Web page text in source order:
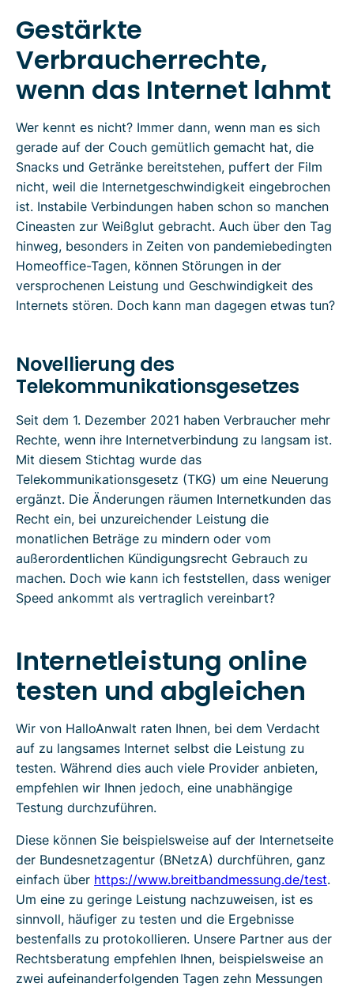
Gestärkte
Verbraucherrechte,
wenn das Internet lahmt
Wer kennt es nicht? Immer dann, wenn man es sich
gerade auf der Couch gemütlich gemacht hat, die
Snacks und Getränke bereitstehen, puffert der Film
nicht, weil die Internetgeschwindigkeit eingebrochen
ist. Instabile Verbindungen haben schon so manchen
Cineasten zur Weißglut gebracht. Auch über den Tag
hinweg, besonders in Zeiten von pandemiebedingten
Homeoffice-Tagen, können Störungen in der
versprochenen Leistung und Geschwindigkeit des
Internets stören. Doch kann man dagegen etwas tun?
Novellierung des
Telekommunikationsgesetzes
Seit dem 1. Dezember 2021 haben Verbraucher mehr
Rechte, wenn ihre Internetverbindung zu langsam ist.
Mit diesem Stichtag wurde das
Telekommunikationsgesetz (TKG) um eine Neuerung
ergänzt. Die Änderungen räumen Internetkunden das
Recht ein, bei unzureichender Leistung die
monatlichen Beträge zu mindern oder vom
außerordentlichen Kündigungsrecht Gebrauch zu
machen. Doch wie kann ich feststellen, dass weniger
Speed ankommt als vertraglich vereinbart?
Internetleistung online
testen und abgleichen
Wir von HalloAnwalt raten Ihnen, bei dem Verdacht
auf zu langsames Internet selbst die Leistung zu
testen. Während dies auch viele Provider anbieten,
empfehlen wir Ihnen jedoch, eine unabhängige
Testung durchzuführen.
Diese können Sie beispielsweise auf der Internetseite
der Bundesnetzagentur (BNetzA) durchführen, ganz
einfach über https://www.breitbandmessung.de/test.
Um eine zu geringe Leistung nachzuweisen, ist es
sinnvoll, häufiger zu testen und die Ergebnisse
bestenfalls zu protokollieren. Unsere Partner aus der
Rechtsberatung empfehlen Ihnen, beispielsweise an
zwei aufeinanderfolgenden Tagen zehn Messungen